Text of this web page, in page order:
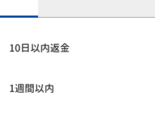
10日以内返金
1週間以内